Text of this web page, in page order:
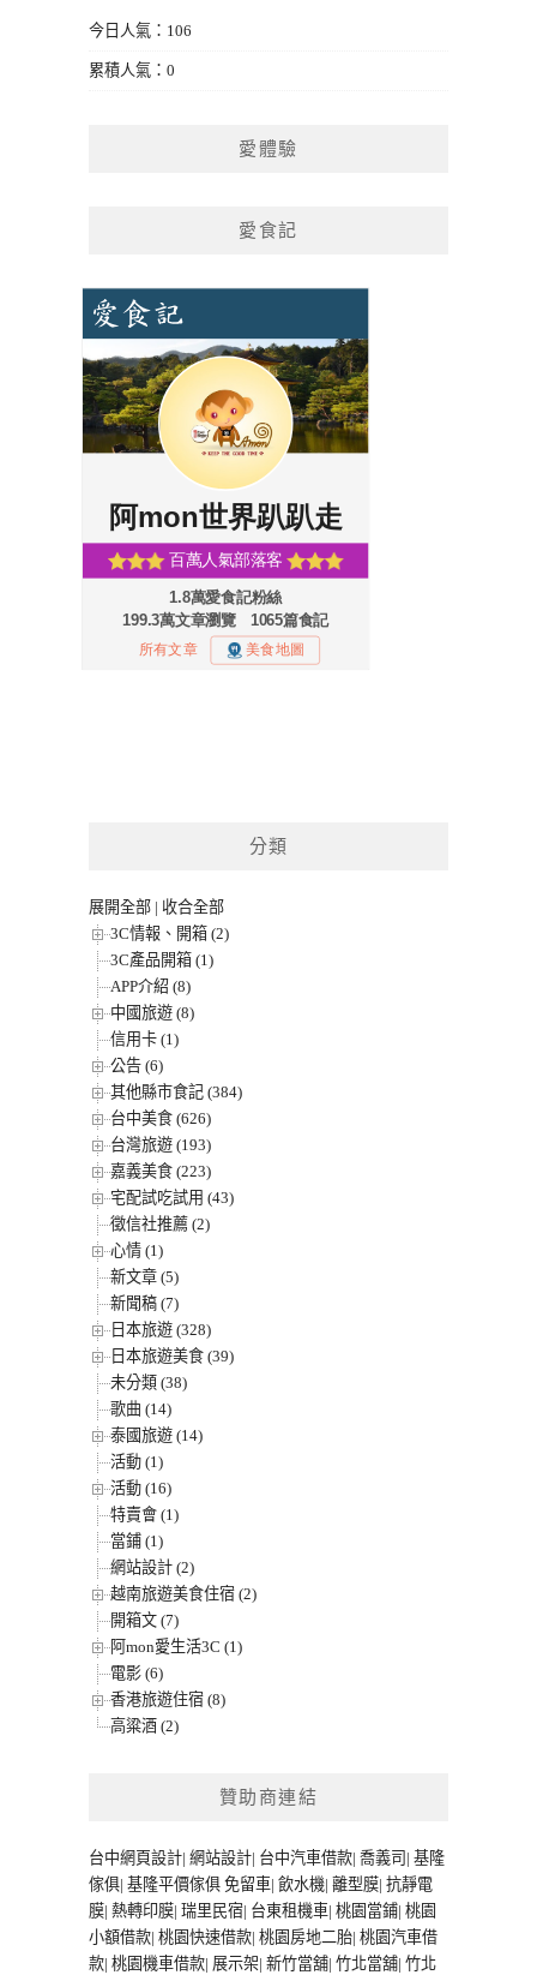
今日人氣：106
累積人氣：0
愛體驗
愛食記
分類
展開全部 | 收合全部
3C情報、開箱 (2)
3C產品開箱 (1)
APP介紹 (8)
中國旅遊 (8)
信用卡 (1)
公告 (6)
其他縣市食記 (384)
台中美食 (626)
台灣旅遊 (193)
嘉義美食 (223)
宅配試吃試用 (43)
徵信社推薦 (2)
心情 (1)
新文章 (5)
新聞稿 (7)
日本旅遊 (328)
日本旅遊美食 (39)
未分類 (38)
歌曲 (14)
泰國旅遊 (14)
活動 (1)
活動 (16)
特賣會 (1)
當鋪 (1)
網站設計 (2)
越南旅遊美食住宿 (2)
開箱文 (7)
阿mon愛生活3C (1)
電影 (6)
香港旅遊住宿 (8)
高粱酒 (2)
贊助商連結
台中網頁設計| 網站設計| 台中汽車借款| 喬義司 | 基隆
傢俱| 基隆平價傢俱 免留車| 飲水機| 離型膜| 抗靜電
膜| 熱轉印膜| 瑞里民宿| 台東租機車| 桃園當鋪| 桃園
小額借款| 桃園快速借款| 桃園房地二胎| 桃園汽車借
款| 桃園機車借款| 展示架| 新竹當舖| 竹北當舖| 竹北